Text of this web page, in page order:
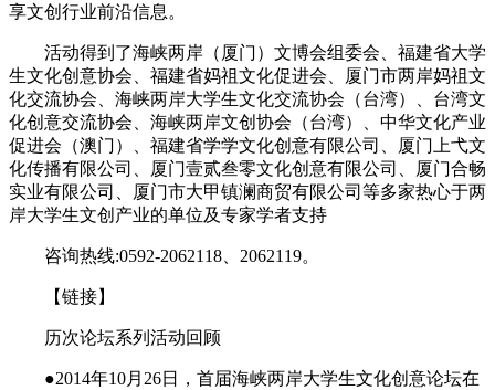
享文创行业前沿信息。
活动得到了海峡两岸（厦门）文博会组委会、福建省大学
生文化创意协会、福建省妈祖文化促进会、厦门市两岸妈祖文
化交流协会、海峡两岸大学生文化交流协会（台湾）、台湾文
化创意交流协会、海峡两岸文创协会（台湾）、中华文化产业
促进会（澳门）、福建省学学文化创意有限公司、厦门上弋文
化传播有限公司、厦门壹贰叁零文化创意有限公司、厦门合畅
实业有限公司、厦门市大甲镇澜商贸有限公司等多家热心于两
岸大学生文创产业的单位及专家学者支持
咨询热线:0592-2062118、2062119。
【链接】
历次论坛系列活动回顾
●2014年10月26日，首届海峡两岸大学生文化创意论坛在